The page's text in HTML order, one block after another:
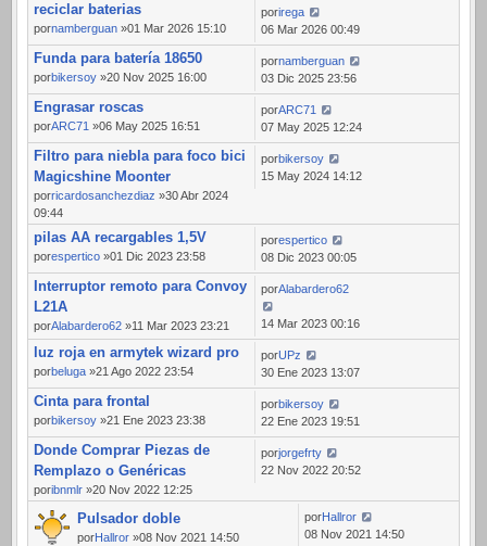
reciclar baterias
pornamberguan »01 Mar 2026 15:10
porirega
06 Mar 2026 00:49
Funda para batería 18650
porbikersoy »20 Nov 2025 16:00
pornamberguan
03 Dic 2025 23:56
Engrasar roscas
porARC71 »06 May 2025 16:51
porARC71
07 May 2025 12:24
Filtro para niebla para foco bici
Magicshine Moonter
porricardosanchezdiaz »30 Abr 2024
09:44
porbikersoy
15 May 2024 14:12
pilas AA recargables 1,5V
porespertico »01 Dic 2023 23:58
porespertico
08 Dic 2023 00:05
Interruptor remoto para Convoy
L21A
porAlabardero62 »11 Mar 2023 23:21
porAlabardero62
14 Mar 2023 00:16
luz roja en armytek wizard pro
porbeluga »21 Ago 2022 23:54
porUPz
30 Ene 2023 13:07
Cinta para frontal
porbikersoy »21 Ene 2023 23:38
porbikersoy
22 Ene 2023 19:51
Donde Comprar Piezas de
Remplazo o Genéricas
poribnmlr »20 Nov 2022 12:25
porjorgefrty
22 Nov 2022 20:52
Pulsador doble
porHallror »08 Nov 2021 14:50
porHallror
08 Nov 2021 14:50